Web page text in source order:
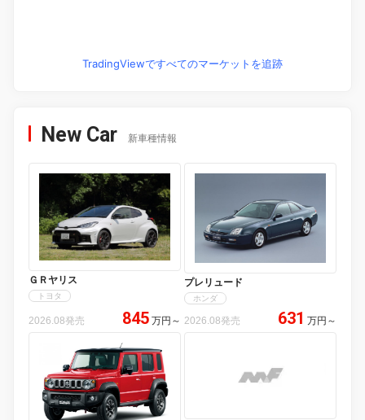
TradingViewですべてのマーケットを追跡
New Car 新車種情報
ＧＲヤリス
トヨタ
2026.08発売 845 万円 ～
プレリュード
ホンダ
2026.08発売 631 万円 ～